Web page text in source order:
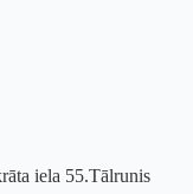
iela 55.Tālrunis